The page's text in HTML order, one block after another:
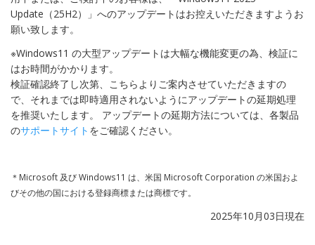
Update（25H2）」へのアップデートはお控えいただきますようお
願い致します。
※Windows11 の大型アップデートは大幅な機能変更の為、検証に
はお時間がかかります。
検証確認終了し次第、こちらよりご案内させていただきますの
で、それまでは即時適用されないようにアップデートの延期処理
を推奨いたします。 アップデートの延期方法については、各製品
のサポートサイト をご確認ください。
＊Microsoft 及び Windows11 は、米国 Microsoft Corporation の米国およ
びその他の国における登録商標または商標です。
2025年10月03日現在